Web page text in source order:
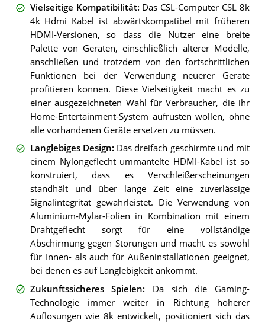
Vielseitige Kompatibilität: Das CSL-Computer CSL 8k
4k Hdmi Kabel ist abwärtskompatibel mit früheren
HDMI-Versionen, so dass die Nutzer eine breite
Palette von Geräten, einschließlich älterer Modelle,
anschließen und trotzdem von den fortschrittlichen
Funktionen bei der Verwendung neuerer Geräte
profitieren können. Diese Vielseitigkeit macht es zu
einer ausgezeichneten Wahl für Verbraucher, die ihr
Home-Entertainment-System aufrüsten wollen, ohne
alle vorhandenen Geräte ersetzen zu müssen.
Langlebiges Design: Das dreifach geschirmte und mit
einem Nylongeflecht ummantelte HDMI-Kabel ist so
konstruiert, dass es Verschleißerscheinungen
standhält und über lange Zeit eine zuverlässige
Signalintegrität gewährleistet. Die Verwendung von
Aluminium-Mylar-Folien in Kombination mit einem
Drahtgeflecht sorgt für eine vollständige
Abschirmung gegen Störungen und macht es sowohl
für Innen- als auch für Außeninstallationen geeignet,
bei denen es auf Langlebigkeit ankommt.
Zukunftssicheres Spielen: Da sich die Gaming-
Technologie immer weiter in Richtung höherer
Auflösungen wie 8k entwickelt, positioniert sich das